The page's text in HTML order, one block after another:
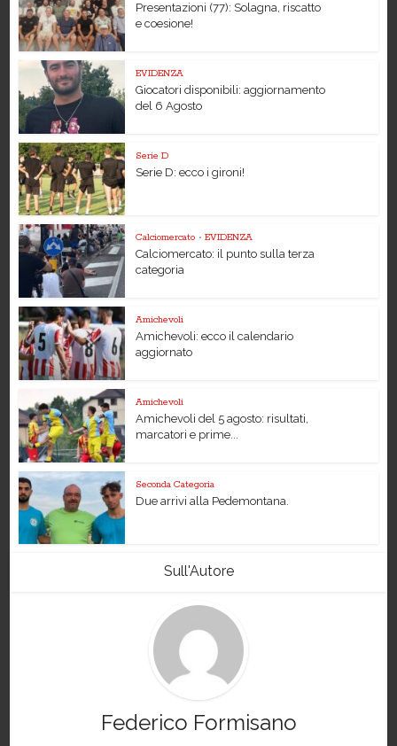
Presentazioni (77): Solagna, riscatto
e coesione!
EVIDENZA
Giocatori disponibili: aggiornamento
del 6 Agosto
Serie D
Serie D: ecco i gironi!
Calciomercato • EVIDENZA
Calciomercato: il punto sulla terza
categoria
Amichevoli
Amichevoli: ecco il calendario
aggiornato
Amichevoli
Amichevoli del 5 agosto: risultati,
marcatori e prime...
Seconda Categoria
Due arrivi alla Pedemontana.
Sull'Autore
Federico Formisano